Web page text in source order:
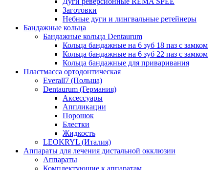
Заготовки
Небные дуги и лингвальные ретейнеры
Бандажные кольца
Бандажные кольца Dentaurum
Кольца бандажные на 6 зуб 18 паз с замком
Кольца бандажные на 6 зуб 22 паз с замком
Кольца бандажные для приваривания
Пластмасса ортодонтическая
Everall7 (Польша)
Dentaurum (Германия)
Аксессуары
Аппликации
Порошок
Блестки
Жидкость
LEOKRYL (Италия)
Аппараты для лечения дистальной окклюзии
Аппараты
Комплектующие к аппаратам